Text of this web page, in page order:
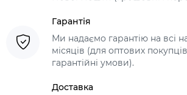
Гарантія
Ми надаємо гарантію на всі
місяців (для оптових
гарантійні умови).
Доставка